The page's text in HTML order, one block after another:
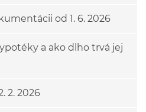
od 1. 6. 2026
a ako dlho trvá jej
2. 2026